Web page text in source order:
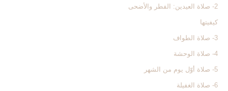
2- صلاة العيدين: الفطر والأضحى‏
كيفيتها
3- صلاة الطواف‏
4- صلاة الوحشة
5- صلاة أوّل يوم من الشهر
6- صلاة الغفيلة